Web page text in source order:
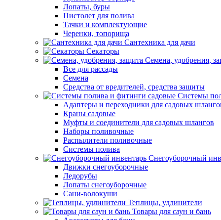
Лопаты, буры
Пистолет для полива
Тачки и комплектующие
Черенки, топорища
Сантехника для дачи
Секаторы
Семена, удобрения,
Все для рассады
Семена
Средства от вредителей, средства защиты
Системы
Адаптеры и переходники для садовых
Краны садовые
Муфты и соединители для садовых шлангов
Наборы поливочные
Распылители поливочные
Системы полива
Снегоуборочный
Движки снегоуборочные
Ледорубы
Лопаты снегоуборочные
Сани-волокуши
Теплицы, удлинители
Товары для саун и бань